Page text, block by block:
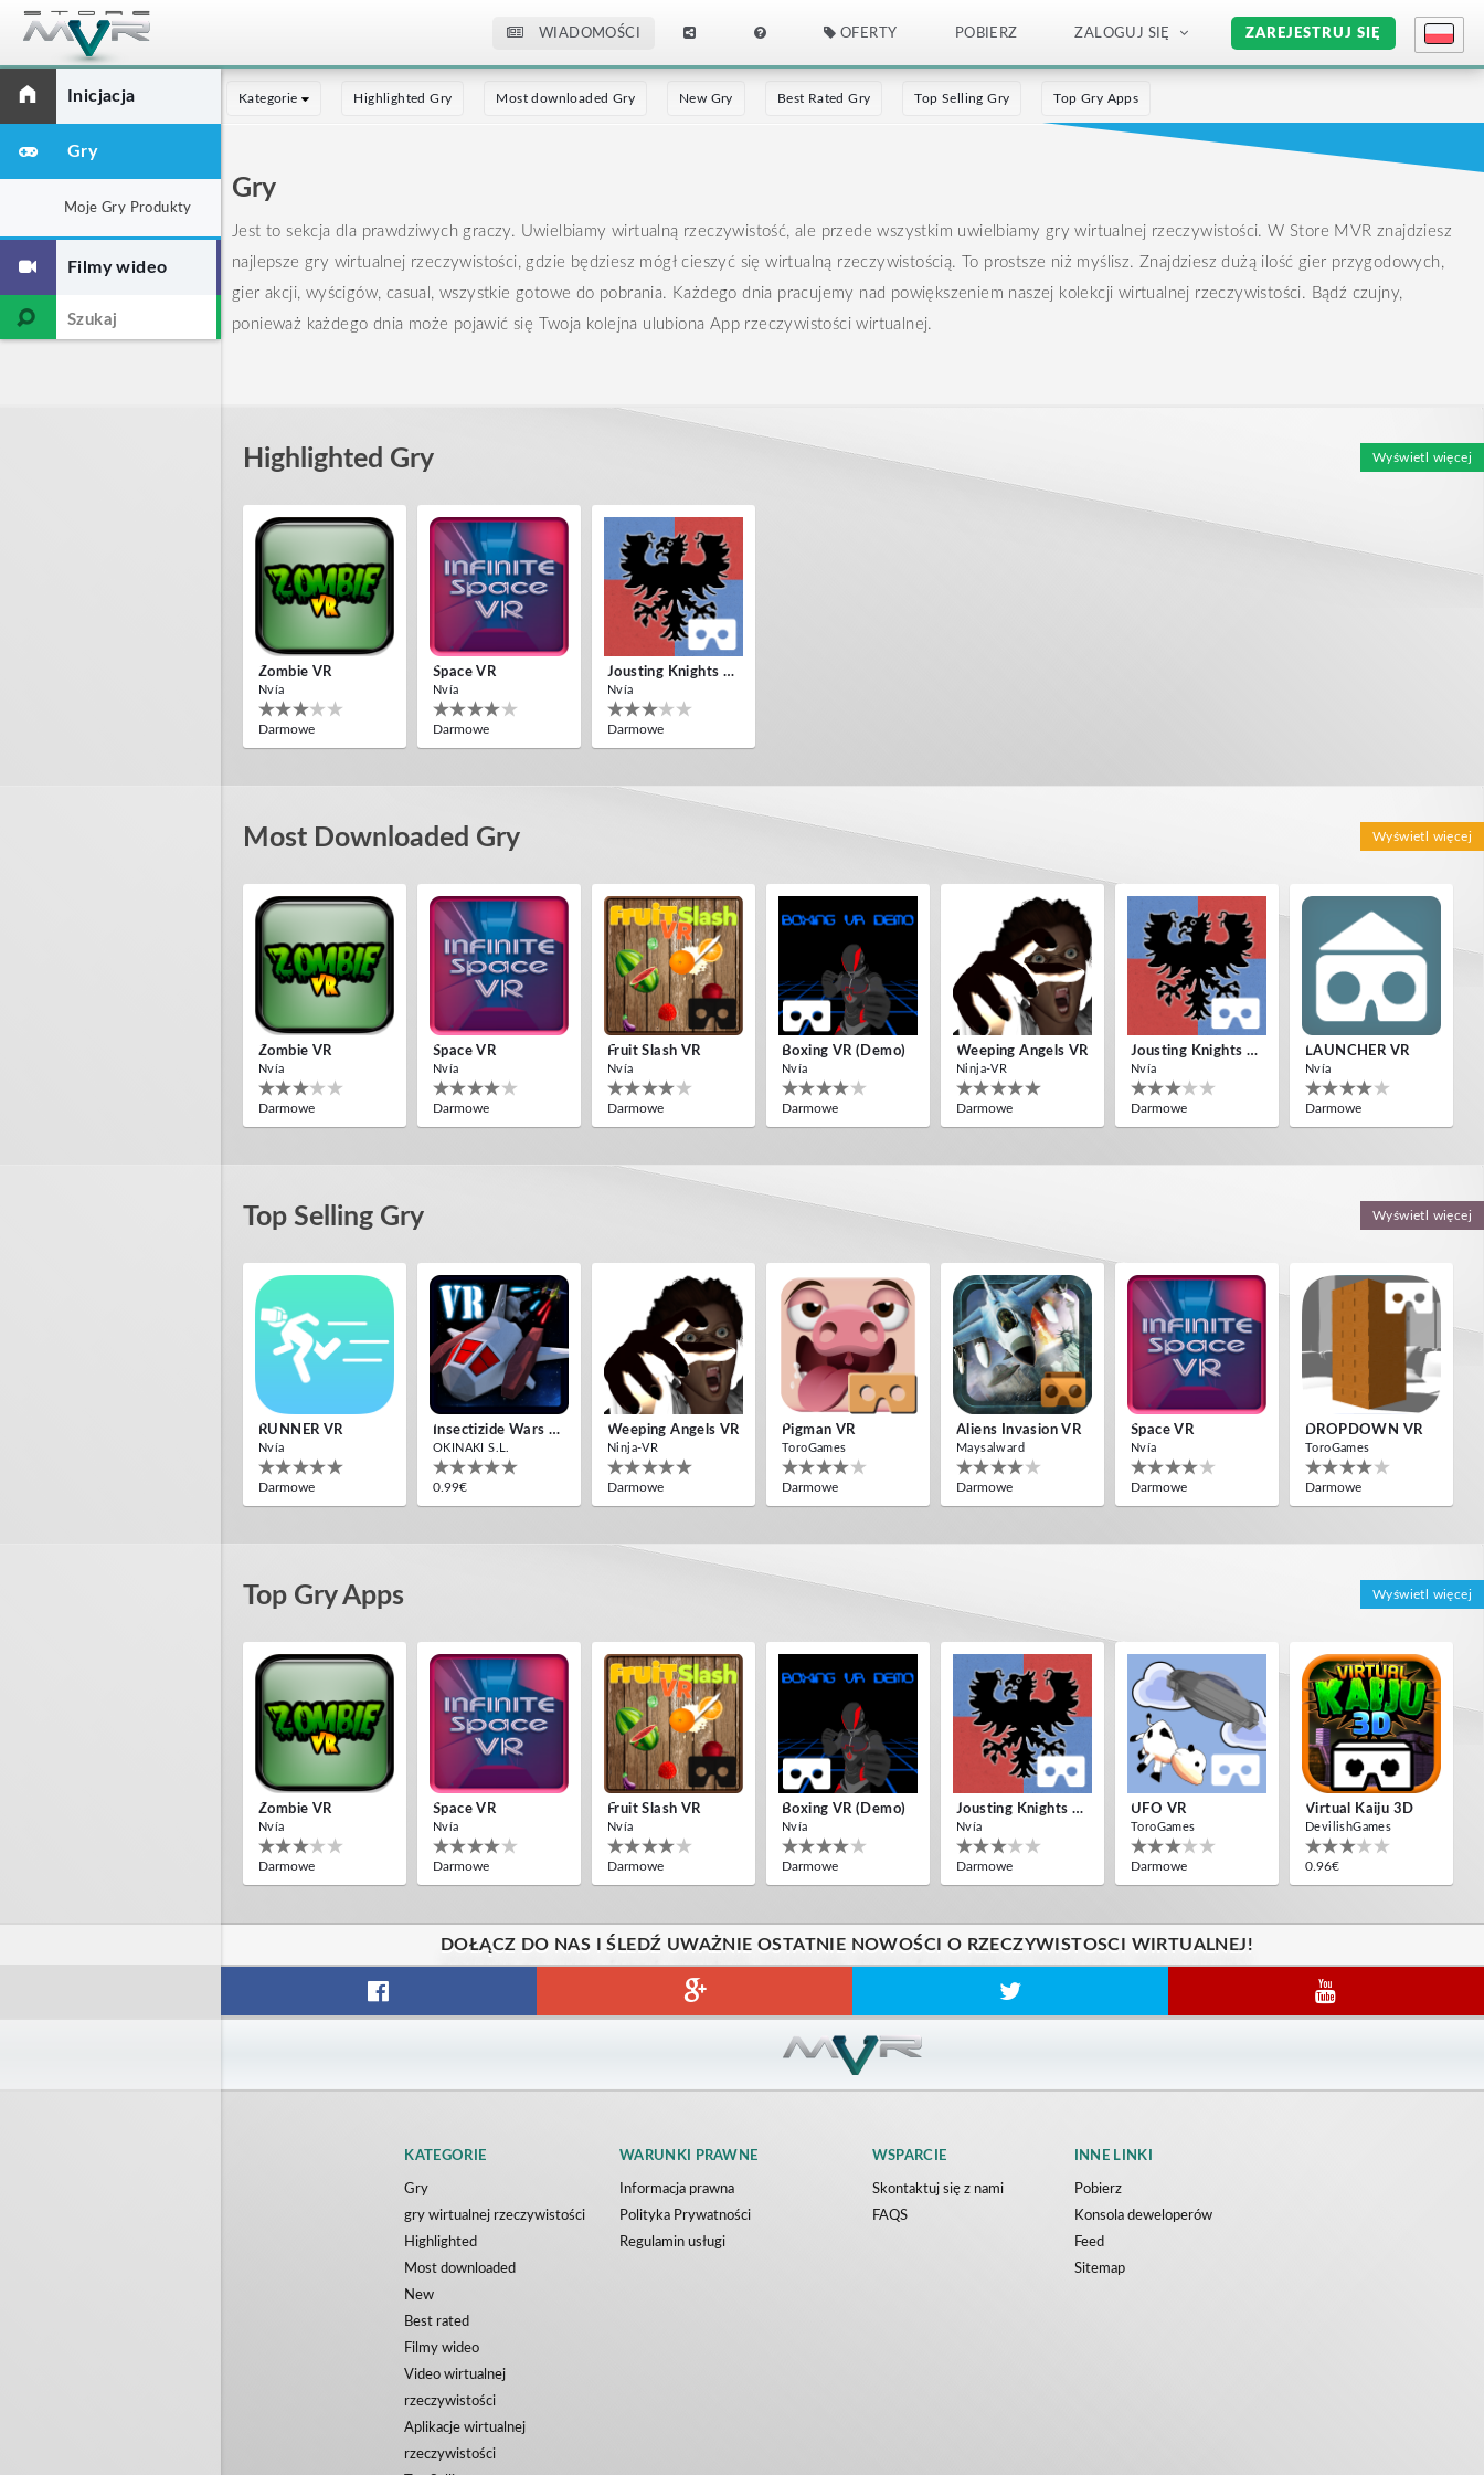
WIADOMOŚCI OFERTY POBIERZ ZALOGUJ SIĘ ZAREJESTRUJ SIĘ
Inicjacja
Gry
Moje Gry Produkty
Filmy wideo
Kategorie Highlighted Gry Most downloaded Gry New Gry Best Rated Gry Top Selling Gry Top Gry Apps
Gry
Jest to sekcja dla prawdziwych graczy. Uwielbiamy wirtualną rzeczywistość, ale przede wszystkim uwielbiamy gry wirtualnej rzeczywistości. W Store MVR znajdziesz
najlepsze gry wirtualnej rzeczywistości, gdzie będziesz mógł cieszyć się wirtualną rzeczywistością. To prostsze niż myślisz. Znajdziesz dużą ilość gier przygodowych,
gier akcji, wyścigów, casual, wszystkie gotowe do pobrania. Każdego dnia pracujemy nad powiększeniem naszej kolekcji wirtualnej rzeczywistości. Bądź czujny,
ponieważ każdego dnia może pojawić się Twoja kolejna ulubiona App rzeczywistości wirtualnej.
Wyświetl więcej
Highlighted Gry
Zombie VR
Nvía
Darmowe
Space VR
Nvía
Darmowe
Jousting Knights VR
Nvía
Darmowe
Wyświetl więcej
Most Downloaded Gry
Zombie VR
Nvía
Darmowe
Space VR
Nvía
Darmowe
Fruit Slash VR
Nvía
Darmowe
Boxing VR (Demo)
Nvía
Darmowe
Weeping Angels VR
Ninja-VR
Darmowe
Jousting Knights VR
Nvía
Darmowe
LAUNCHER VR
Nvía
Darmowe
CROSS THE SEA
Nvía
Darmowe
Aliens Invasion VR
Maysalward
Darmowe
Alien Creepers VR
Darmowe
Wyświetl więcej
Top Selling Gry
RUNNER VR
Nvía
Darmowe
Insectizide Wars VR
OKINAKI S.L.
0.99€
Weeping Angels VR
Ninja-VR
Darmowe
Pigman VR
ToroGames
Darmowe
Aliens Invasion VR
Maysalward
Darmowe
Space VR
Nvía
Darmowe
DROPDOWN VR
ToroGames
Darmowe
IDC Games
Darmowe
Destroyer Run VR
ToroGames
Darmowe
Guitar VR
IDC Games
Darmowe
Wyświetl więcej
Top Gry Apps
Zombie VR
Nvía
Darmowe
Space VR
Nvía
Darmowe
Fruit Slash VR
Nvía
Darmowe
Boxing VR (Demo)
Nvía
Darmowe
Jousting Knights VR
Nvía
Darmowe
UFO VR
ToroGames
Darmowe
Virtual Kaiju 3D
DevilishGames
0.96€
DOŁĄCZ DO NAS I ŚLEDŹ UWAŻNIE OSTATNIE NOWOŚCI O RZECZYWISTOSCI WIRTUALNEJ!
KATEGORIE
Gry
gry wirtualnej rzeczywistości
Highlighted
Most downloaded
New
Best rated
Filmy wideo
Video wirtualnej
rzeczywistości
Aplikacje wirtualnej
rzeczywistości
WARUNKI PRAWNE
Informacja prawna
Polityka Prywatności
Regulamin usługi
WSPARCIE
Skontaktuj się z nami
FAQS
INNE LINKI
Pobierz
Konsola deweloperów
Feed
Sitemap